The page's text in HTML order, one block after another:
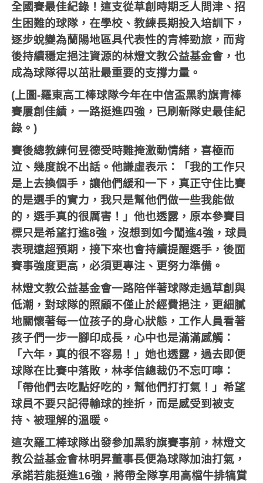
全國賽最佳紀錄！這支從草創時期乏人問津、招
生困難的球隊，在學校、教練長期投入培訓下，
逐步蛻變為蘭陽地區具代表性的青棒勁旅，而背
後持續穩定挹注資源的林燈文教公益基金會，也
成為球隊得以茁壯最重要的支撐力量。
(上圖-羅東高工棒球隊今年在中信盃黑豹旗青棒
賽屢創佳績，一路挺進四強，已刷新隊史最佳紀
錄。)
賽後總教練何昱德受時難掩激動情緒，喜極而
泣、幾度說不出話。他謙虛表示：「我的工作只
是上去換個手，讓他們緩和一下，真正守住比賽
的是選手的實力，我只是幫他們做一些我能做
的，選手真的很厲害！」他也透露，原本參賽目
標只是希望打進8強，沒想到如今闖進4強，球員
表現遠超預期，接下來也會持續提醒選手，後面
賽事強度更高，必須更專注、更努力準備。
林燈文教公益基金會一路陪伴著球隊走過草創與
低潮，對球隊的照顧不僅止於經費挹注，更細膩
地關懷著每一位孩子的身心狀態，工作人員看著
孩子們一步一腳印成長，心中也是滿滿感觸：
「六年，真的很不容易！」她也透露，過去即便
球隊在比賽中落敗，林孝信總裁仍不忘叮嚀：
「帶他們去吃點好吃的，幫他們打打氣！」希望
球員不要只記得輸球的挫折，而是感受到被支
持、被理解的溫暖。
這次羅工棒球隊出發參加黑豹旗賽事前，林燈文
教公益基金會林明昇董事長便為球隊加油打氣，
承諾若能挺進16強，將帶全隊享用高檔牛排犒賞